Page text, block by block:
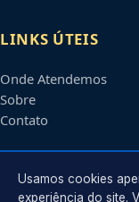
LINKS ÚTEIS
Onde Atendemos
Sobre
Contato
CONTATO
Usamos cookies
experiência do site.